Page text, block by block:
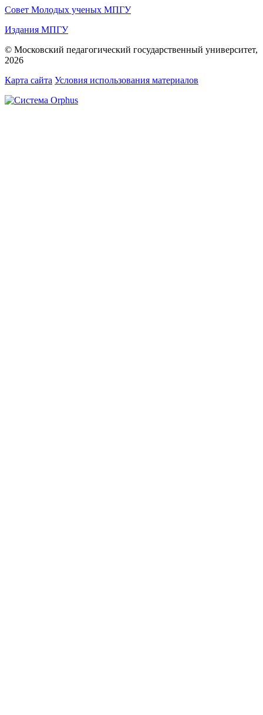
Совет Молодых ученых МПГУ
Издания МПГУ
© Московский педагогический государственный университет,
2026
Карта сайта Условия использования материалов